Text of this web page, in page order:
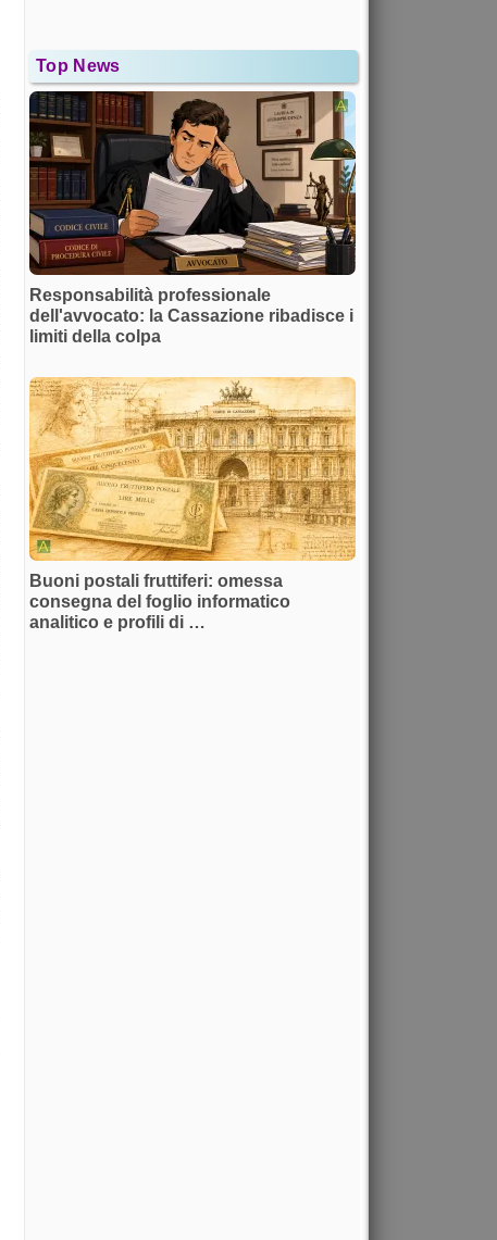
Top News
Responsabilità professionale
dell'avvocato: la Cassazione ribadisce i
limiti della colpa
Buoni postali fruttiferi: omessa
consegna del foglio informatico
analitico e profili di …